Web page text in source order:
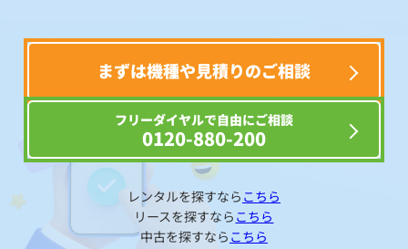
まずは機種や見積りのご相談
フリーダイヤルで自由にご相談
0120-880-200
レンタルを探すなら こちら
リースを探すなら こちら
中古を探すなら こちら